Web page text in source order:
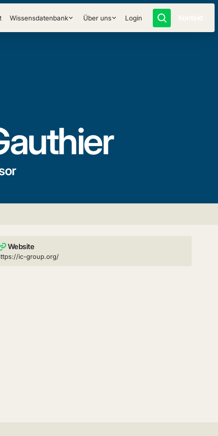
Wissensdatenbank Über uns Login
Website
ic-group.org/